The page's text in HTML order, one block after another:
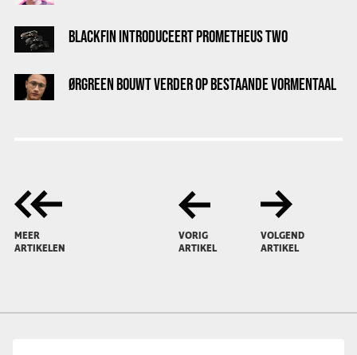
BLACKFIN INTRODUCEERT PROMETHEUS TWO
ØRGREEN BOUWT VERDER OP BESTAANDE VORMENTAAL
MEER
ARTIKELEN
VORIG
ARTIKEL
VOLGEND
ARTIKEL